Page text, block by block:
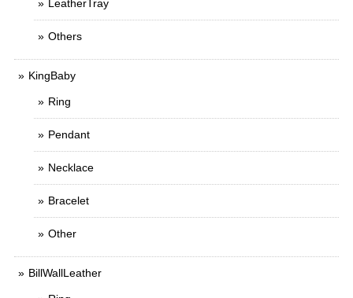
LeatherTray
Others
KingBaby
Ring
Pendant
Necklace
Bracelet
Other
BillWallLeather